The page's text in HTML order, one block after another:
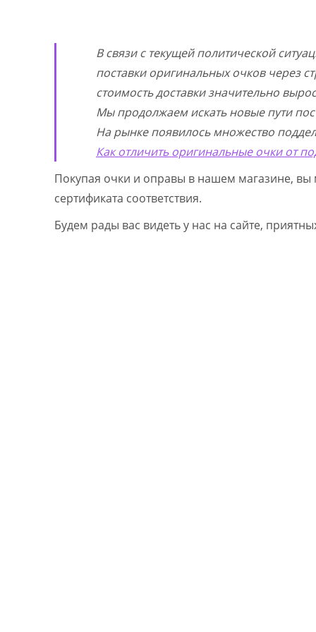
В связи с текущей политической
поставки оригинальных очков через
стоимость доставки значительно
Мы продолжаем искать новые пути
На рынке появилось множество
Как отличить оригинальные очки от
Покупая очки и оправы в нашем магазине, вы
сертификата соответствия.
Будем рады вас видеть у нас на сайте,